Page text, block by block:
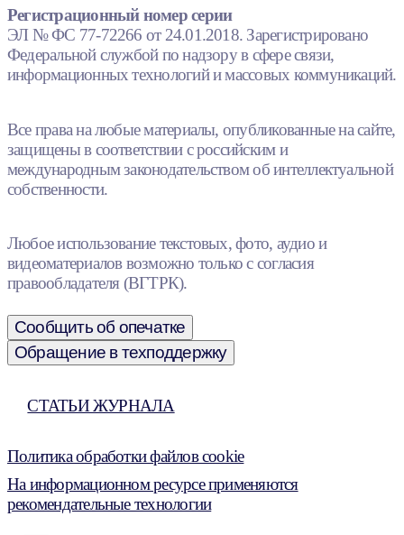
Регистрационный номер серии
ЭЛ № ФС 77-72266 от 24.01.2018. Зарегистрировано
Федеральной службой по надзору в сфере связи,
информационных технологий и массовых коммуникаций.
Все права на любые материалы, опубликованные на сайте,
защищены в соответствии с российским и
международным законодательством об интеллектуальной
собственности.
Любое использование текстовых, фото, аудио и
видеоматериалов возможно только с согласия
правообладателя (ВГТРК).
Сообщить об опечатке
Обращение в техподдержку
СТАТЬИ ЖУРНАЛА
Политика обработки файлов cookie
На информационном ресурсе применяются
рекомендательные технологии